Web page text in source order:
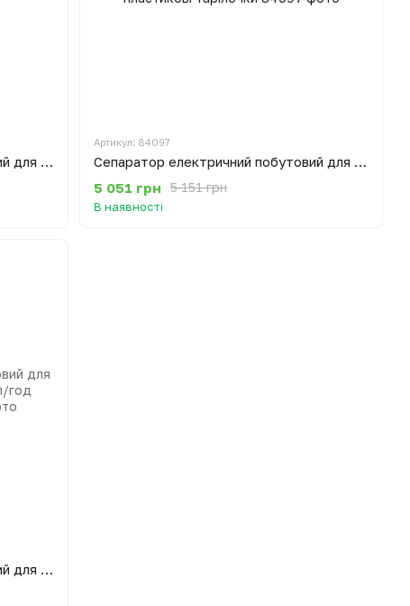
Сепаратор електричний побутовий для молока Мотор Січ 100-18 100 л/год корпус металевий
Артикул: 84097
Сепаратор електричний побутовий для молока Мотор Січ 100-19 100 л/год пластикові тарілочки
5 151 грн
5 051 грн
В наявності
Сепаратор електричний побутовий для молока Мотор Січ 100-19 100 л/год металеві тарілочки